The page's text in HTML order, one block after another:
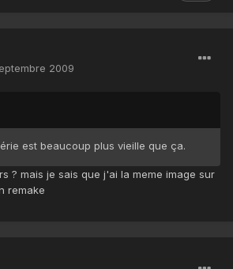
2009
est beaucoup plus vieille que ça.
? mais je sais que j'ai la meme image sur
remake